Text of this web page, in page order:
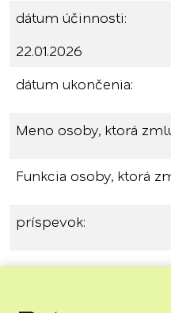
dátum účinnosti:
22.01.2026
dátum ukončenia:
Meno osoby, ktorá
Funkcia osoby, ktorá
príspevok: